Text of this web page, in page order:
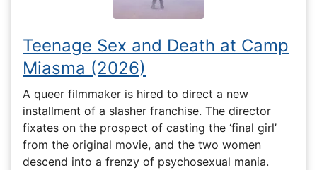
Teenage Sex and Death at Camp
Miasma (2026)
A queer filmmaker is hired to direct a new
installment of a slasher franchise. The director
fixates on the prospect of casting the ‘final girl’
from the original movie, and the two women
descend into a frenzy of psychosexual mania.